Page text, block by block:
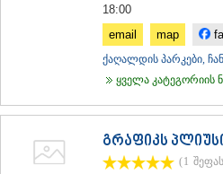
18:00
email
map
ქაღალდის პარკები,
ყველა კატეგორიის
გრაფიკს
(1